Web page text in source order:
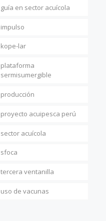
guía en sector acuícola
impulso
kope-lar
plataforma
sermisumergible
producción
proyecto acuipesca perú
sector acuícola
sfoca
tercera ventanilla
uso de vacunas